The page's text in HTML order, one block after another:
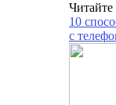
Читайте
10
с